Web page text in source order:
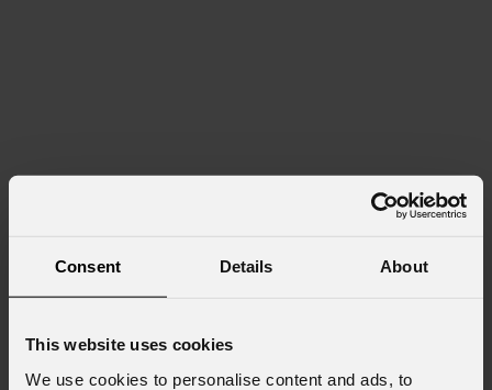
Consent Details About
This website uses cookies
We use cookies to personalise content and ads, to